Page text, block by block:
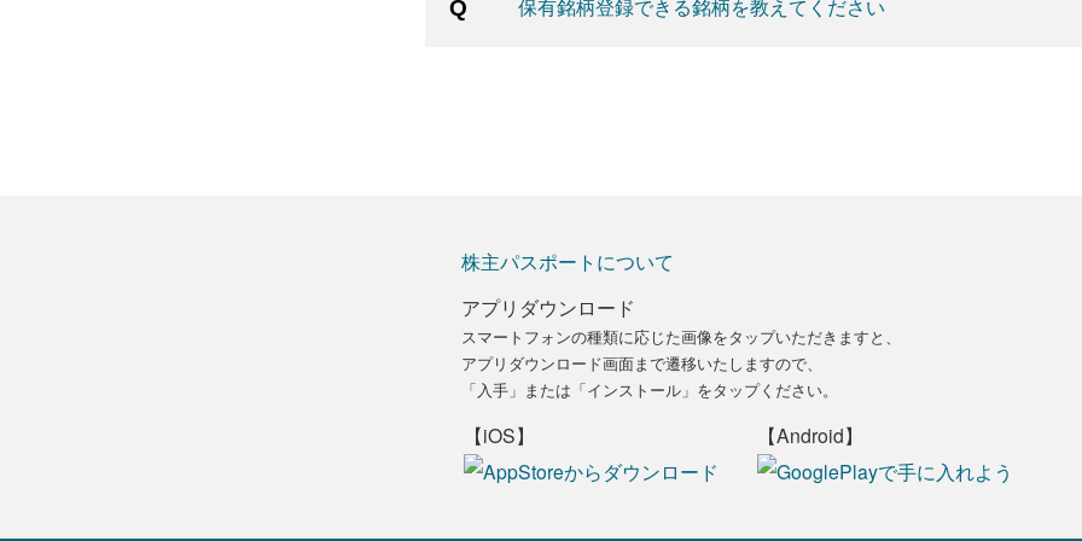
保有銘柄登録できる銘柄を教えてください
株主パスポートについて
アプリダウンロード
スマートフォンの種類に応じた画像をタップいただきますと、
アプリダウンロード画面まで遷移いたしますので、
「入手」または「インストール」をタップください。
【iOS】 【Android】